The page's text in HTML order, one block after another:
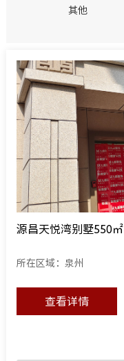
其他
源昌天悦湾别墅550㎡
所在区域：泉州
查看详情